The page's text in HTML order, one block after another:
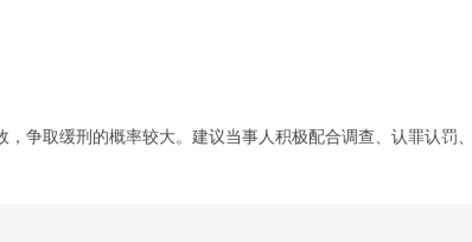
争取缓刑的概率较大。建议当事人积极配合调查、认罪认罚